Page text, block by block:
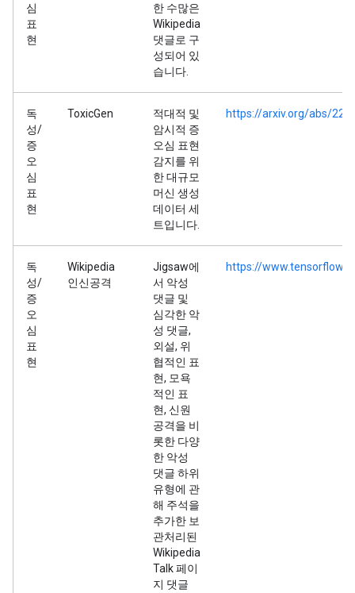
심
표
현
한 수많은
Wikipedia
댓글로 구
성되어 있
습니다.
독
성/
증
오
심
표
현
ToxicGen
적대적 및
암시적 증
오심 표현
감지를 위
한 대규모
머신 생성
데이터 세
트입니다.
https://arxiv.org/abs/
독
성/
증
오
심
표
현
Wikipedia
인신공격
Jigsaw에
서 악성
댓글 및
심각한 악
성 댓글,
외설, 위
협적인 표
현, 모욕
적인 표
현, 신원
공격을 비
롯한 다양
한 악성
댓글 하위
유형에 관
해 주석을
추가한 보
관처리된
Wikipedia
Talk 페이
지 댓글
https://